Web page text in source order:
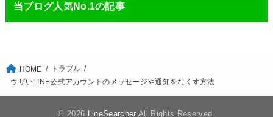
当ブログ人気No.1の記事
HOME
トラブル
ウザいLINE公式アカウントのメッセージや通知をなくす方法
© 2026 LineSearcher All Rights Reserved.